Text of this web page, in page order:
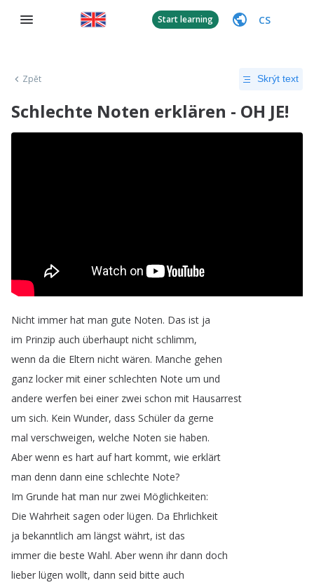
Start learning CS
Zpět Skrýt text
Schlechte Noten erklären - OH JE!
Nicht immer hat man gute Noten. Das ist ja
im Prinzip auch überhaupt nicht schlimm,
wenn da die Eltern nicht wären. Manche gehen
ganz locker mit einer schlechten Note um und
andere werfen bei einer zwei schon mit Hausarrest
um sich. Kein Wunder, dass Schüler da gerne
mal verschweigen, welche Noten sie haben.
Aber wenn es hart auf hart kommt, wie erklärt
man denn dann eine schlechte Note?
Im Grunde hat man nur zwei Möglichkeiten:
Die Wahrheit sagen oder lügen. Da Ehrlichkeit
ja bekanntlich am längst währt, ist das
immer die beste Wahl. Aber wenn ihr dann doch
lieber lügen wollt, dann seid bitte auch